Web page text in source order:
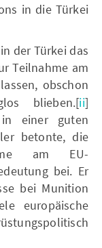
in die Türkei
der Türkei das
Teilnahme am
obschon
blieben.[ii]
einer guten
betonte, die
am EU-
bei. Er
bei Munition
europäische